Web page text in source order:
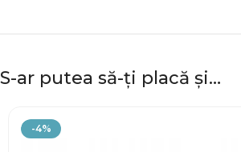
S-ar putea să-ți placă și…
-4%